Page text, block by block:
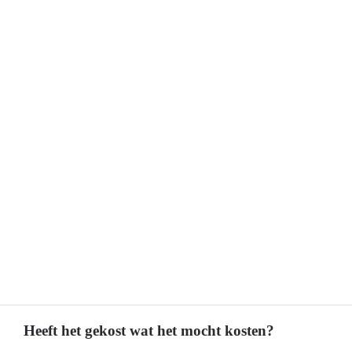
Heeft het gekost wat het mocht kosten?